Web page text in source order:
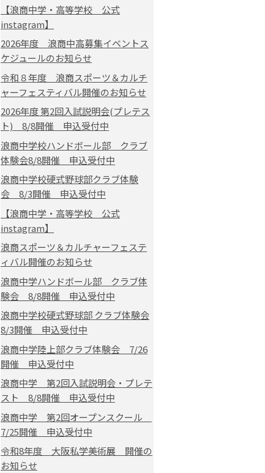
【浪商中学・高等学校 公式
instagram】
2026年度 浪商中高募集イベントス
ケジュールのお知らせ
令和８年度 浪商スポーツ＆カルチ
ャーフェスティバル開催のお知らせ
2026年度 第2回入試説明会(プレテス
ト) 8/8開催 申込受付中
浪商中学校ハンドボール部 クラブ
体験会8/8開催 申込受付中
浪商中学校硬式野球部クラブ体験
会 8/3開催 申込受付中
【浪商中学・高等学校 公式
instagram】
浪商スポーツ＆カルチャーフェステ
ィバル開催のお知らせ
浪商中学ハンドボール部 クラブ体
験会 8/8開催 申込受付中
浪商中学校硬式野球部 クラブ体験会
8/3開催 申込受付中
浪商中学陸上部クラブ体験会 7/26
開催 申込受付中
浪商中学 第2回入試説明会・プレテ
スト 8/8開催 申込受付中
浪商中学 第2回オープンスクール
7/25開催 申込受付中
令和8年度 大阪私学美術展 開催の
お知らせ